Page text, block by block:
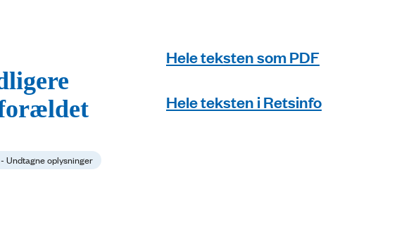
- Undtagne oplysninger
Hele teksten som PDF
Hele teksten i Retsinfo